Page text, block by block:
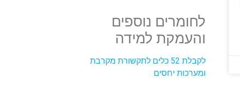
לחומרים נוספים
והעמקת למידה
לקבלת 52 כלים לתקשורת מקרבת
ומערכות יחסים